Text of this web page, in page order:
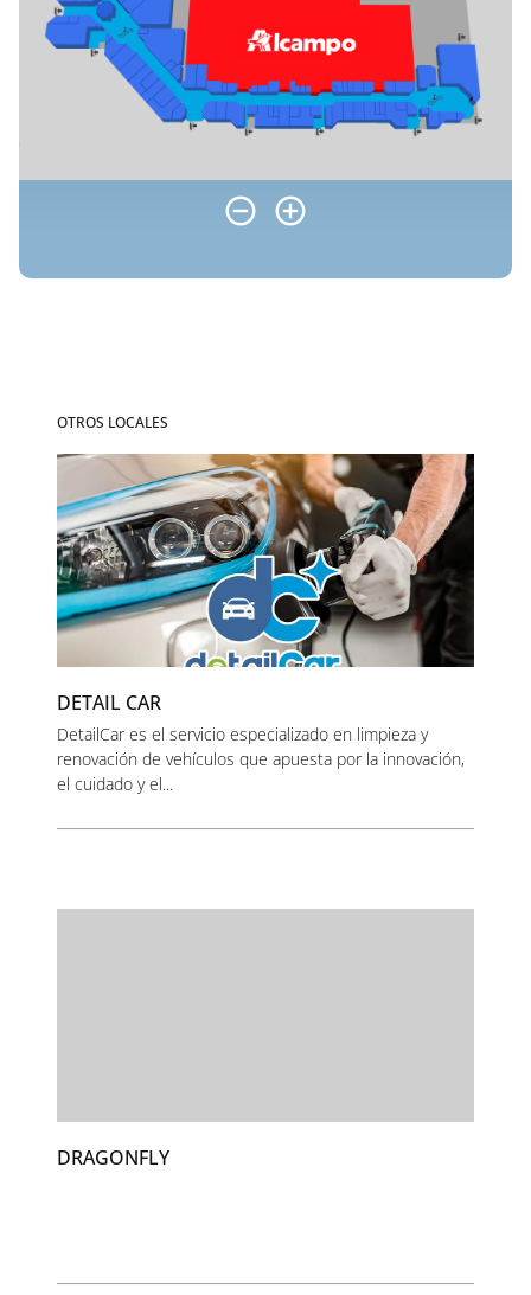
OTROS LOCALES
DETAIL CAR
DetailCar es el servicio especializado en limpieza y
renovación de vehículos que apuesta por la innovación,
el cuidado y el...
DRAGONFLY